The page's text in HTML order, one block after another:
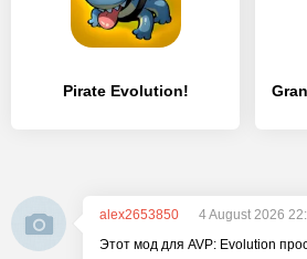
Pirate Evolution!
alex2653850
4 August 2026
Этот мод для AVP: Evolution